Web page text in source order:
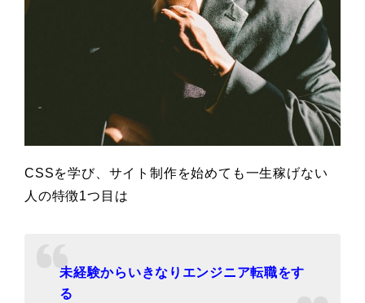
CSSを学び、サイト制作を始めても一生稼げない
人の特徴1つ目は
未経験からいきなりエンジニア転職をす
る